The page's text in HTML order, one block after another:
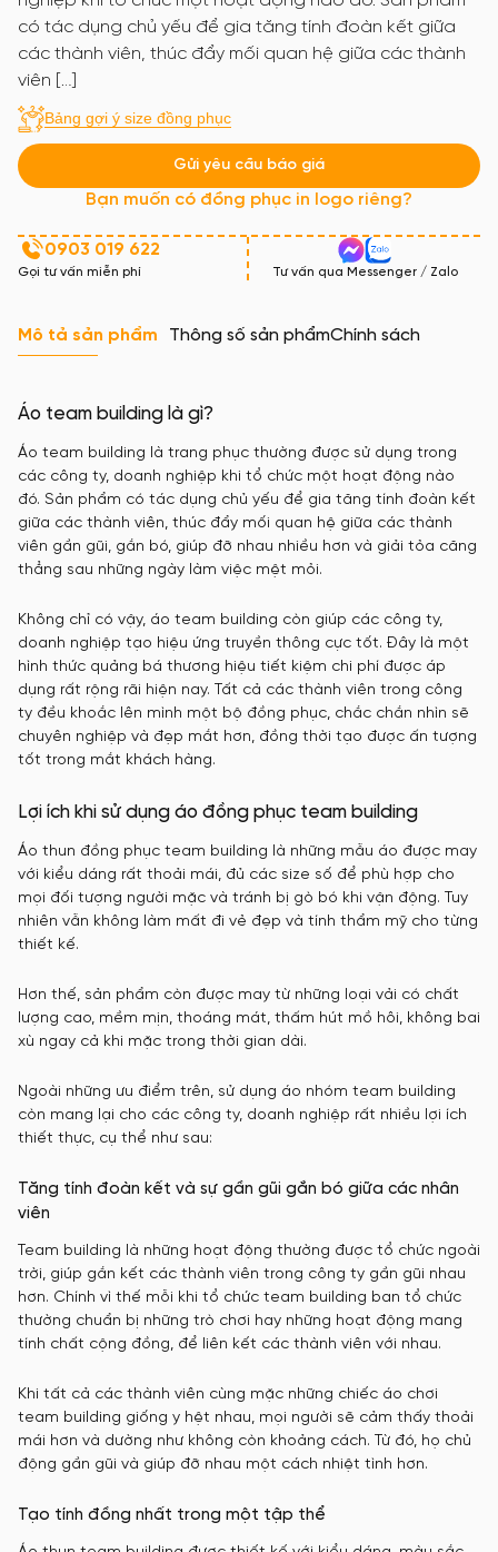
có tác dụng chủ yếu để gia tăng tính đoàn kết giữa
các thành viên, thúc đẩy mối quan hệ giữa các thành
viên […]
Bảng gợi ý size đồng phục
Gửi yêu cầu báo giá
Bạn muốn có đồng phục in logo riêng?
0903 019 622
Gọi tư vấn miễn phí Tư vấn qua Messenger / Zalo
Mô tả sản phẩm Thông số sản phẩmChính sách
Áo team building là gì?
Áo team building là trang phục thường được sử dụng trong
các công ty, doanh nghiệp khi tổ chức một hoạt động nào
đó. Sản phẩm có tác dụng chủ yếu để gia tăng tính đoàn kết
giữa các thành viên, thúc đẩy mối quan hệ giữa các thành
viên gần gũi, gắn bó, giúp đỡ nhau nhiều hơn và giải tỏa căng
thẳng sau những ngày làm việc mệt mỏi.
Không chỉ có vậy, áo team building còn giúp các công ty,
doanh nghiệp tạo hiệu ứng truyền thông cực tốt. Đây là một
hình thức quảng bá thương hiệu tiết kiệm chi phí được áp
dụng rất rộng rãi hiện nay. Tất cả các thành viên trong công
ty đều khoắc lên mình một bộ đồng phục, chắc chắn nhìn sẽ
chuyên nghiệp và đẹp mắt hơn, đồng thời tạo được ấn tượng
tốt trong mắt khách hàng.
Lợi ích khi sử dụng áo đồng phục team building
Áo thun đồng phục team building là những mẫu áo được may
với kiểu dáng rất thoải mái, đủ các size số để phù hợp cho
mọi đối tượng người mặc và tránh bị gò bó khi vận động. Tuy
nhiên vẫn không làm mất đi vẻ đẹp và tính thẩm mỹ cho từng
thiết kế.
Hơn thế, sản phẩm còn được may từ những loại vải có chất
lượng cao, mềm mịn, thoáng mát, thấm hút mồ hôi, không bai
xù ngay cả khi mặc trong thời gian dài.
Ngoài những ưu điểm trên, sử dụng áo nhóm team building
còn mang lại cho các công ty, doanh nghiệp rất nhiều lợi ích
thiết thực, cụ thể như sau:
Tăng tính đoàn kết và sự gần gũi gắn bó giữa các nhân
viên
Team building là những hoạt động thường được tổ chức ngoài
trời, giúp gắn kết các thành viên trong công ty gần gũi nhau
hơn. Chính vì thế mỗi khi tổ chức team building ban tổ chức
thường chuẩn bị những trò chơi hay những hoạt động mang
tính chất cộng đồng, để liên kết các thành viên với nhau.
Khi tất cả các thành viên cùng mặc những chiếc áo chơi
team building giống y hệt nhau, mọi người sẽ cảm thấy thoải
mái hơn và dường như không còn khoảng cách. Từ đó, họ chủ
động gần gũi và giúp đỡ nhau một cách nhiệt tình hơn.
Tạo tính đồng nhất trong một tập thể